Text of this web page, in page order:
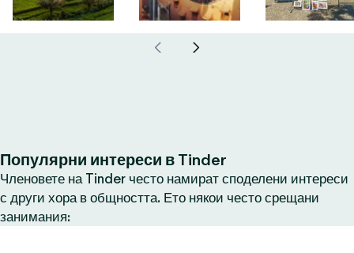
Популярни интереси в Tinder
Членовете на Tinder често намират споделени интереси
с други хора в общността. Ето някои често срещани
занимания: